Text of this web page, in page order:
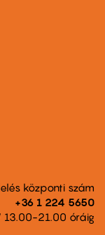
központi szám
+36 1 224 5650
13.00-21.00 óráig